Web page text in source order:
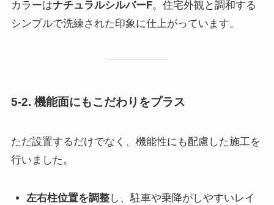
カラーはナチュラルシルバーF。住宅外観と調和する
シンプルで洗練された印象に仕上がっています。
5-2. 機能面にもこだわりをプラス
ただ設置するだけでなく、機能性にも配慮した施工を
行いました。
左右柱位置を調整し、駐車や乗降がしやすいレイ